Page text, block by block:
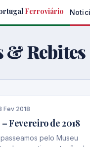
Ferroviário
& Rebites
Fev 2018
Fevereiro de 2018
pelo Museu